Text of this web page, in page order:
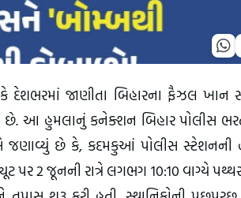
દેશભરમાં જાણીતા બિહારના ફૈઝલ ખાન
છે. આ હુમલાનું કનેક્શન બિહાર પોલીસ
જણાવ્યું છે કે, કદમકુઆં પોલીસ સ્ટેશનની
2 જૂનની રાત્રે લગભગ 10:10 વાગ્યે